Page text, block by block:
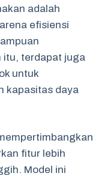
adalah
efisiensi
itu, terdapat juga
untuk
kapasitas daya
fitur lebih
Model ini